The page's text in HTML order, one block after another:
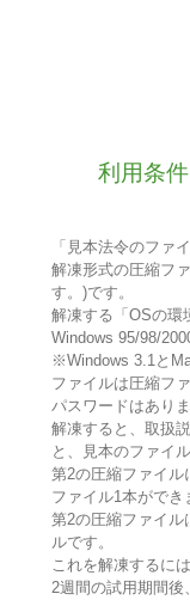
利用条
「見本法令のファ
解凍形式の圧縮フ
す。)です。
解凍する「OSの環
Windows 95/98/
※Windows 3.1と
ファイルは圧縮フ
パスワードはあり
解凍すると、取扱
と、見本のファイ
第2の圧縮ファイル
ファイル1本ができ
第2の圧縮ファイル
ルです。
これを解凍するに
2週間の試用期間後